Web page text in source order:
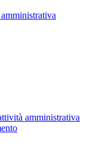
amministrativa